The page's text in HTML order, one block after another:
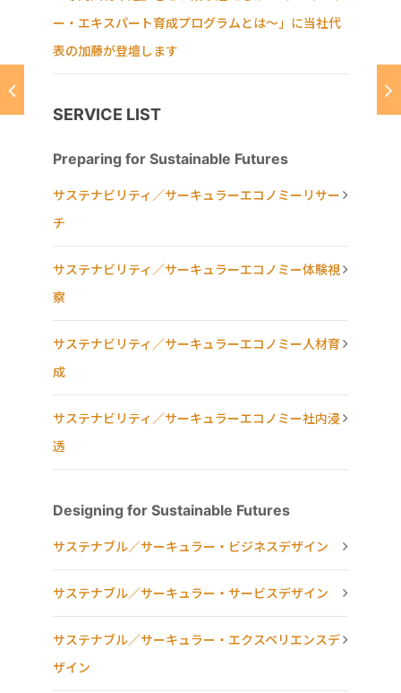
ー・エキスパート育成プログラムとは～」に当社代
表の加藤が登壇します
SERVICE LIST
Preparing for Sustainable Futures
サステナビリティ／サーキュラーエコノミーリサー
チ
サステナビリティ／サーキュラーエコノミー体験視
察
サステナビリティ／サーキュラーエコノミー人材育
成
サステナビリティ／サーキュラーエコノミー社内浸
透
Designing for Sustainable Futures
サステナブル／サーキュラー・ビジネスデザイン
サステナブル／サーキュラー・サービスデザイン
サステナブル／サーキュラー・エクスペリエンスデ
ザイン